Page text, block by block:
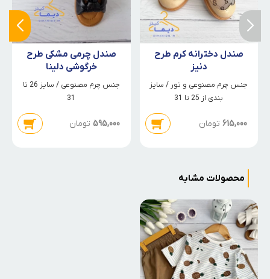
صندل دخترانه کرم طرح
دنیز
جنس چرم مصنوعی و تور / سایز
بندی از 25 تا 31
615,000 تومان
صندل چرمی مشکی طرح
خرگوشی دلینا
جنس چرم مصنوعی / سایز 26 تا
31
595,000 تومان
محصولات مشابه